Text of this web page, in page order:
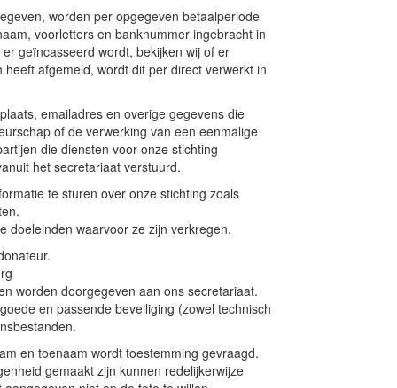
worden per opgegeven betaalperiode
voorletters en banknummer ingebracht in
geïncasseerd wordt, bekijken wij of er
afgemeld, wordt dit per direct verwerkt in
emailadres en overige gegevens die
of de verwerking van een eenmalige
die diensten voor onze stichting
het secretariaat verstuurd.
te sturen over onze stichting zoals
doeleinden waarvoor ze zijn verkregen.
worden doorgegeven aan ons secretariaat.
en passende beveiliging (zowel technisch
en toenaam wordt toestemming gevraagd.
gemaakt zijn kunnen redelijkerwijze